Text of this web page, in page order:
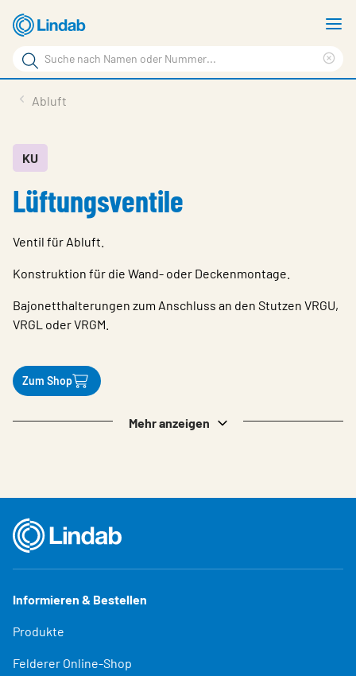
Zum
Hauptinhalt
springen
Suchbegriff
Seite
durchsuchen
Wissen & Service
Inspiration
Unternehmen
Wähle Sprache
Germany - Ventilation
Abluft
KU
Lüftungsventile
Ventil für Abluft.
Konstruktion für die Wand- oder Deckenmontage.
Bajonetthalterungen zum Anschluss an den Stutzen VRGU,
VRGL oder VRGM.
Zum Shop
Mehr anzeigen
Informieren & Bestellen
Produkte
Felderer Online-Shop